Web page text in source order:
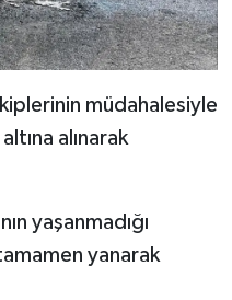
müdahalesiyle
alınarak
yaşanmadığı
yanarak